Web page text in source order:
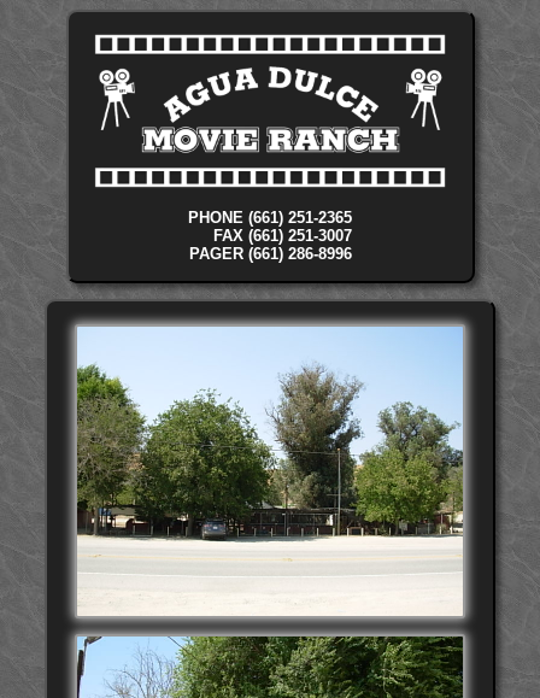
PHONE (661) 251-2365
FAX (661) 251-3007
PAGER (661) 286-8996